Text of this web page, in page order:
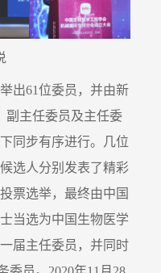
出61位委员，并由新
副主任委员及主任委
同步有序进行。几位
选人分别发表了精彩
票选举，最终由中国
当选为中国生物医学
届主任委员，并同时